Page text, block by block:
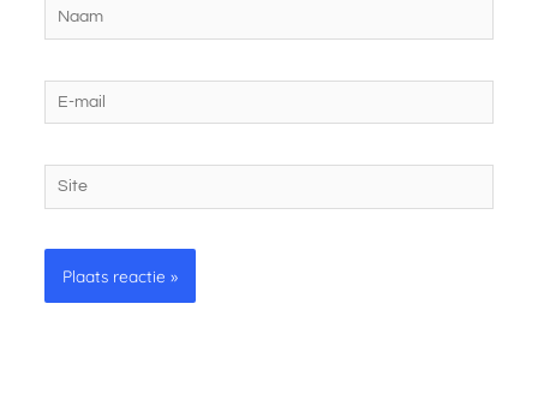
Naam
mail
Site